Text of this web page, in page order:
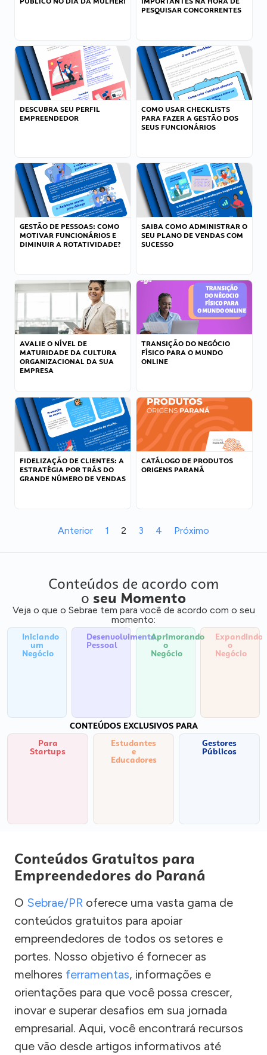
PESQUISAR CONCORRENTES
DESCUBRA SEU PERFIL
EMPREENDEDOR
COMO USAR CHECKLISTS
PARA FAZER A GESTÃO DOS
SEUS FUNCIONÁRIOS
GESTÃO DE PESSOAS: COMO
MOTIVAR FUNCIONÁRIOS E
DIMINUIR A ROTATIVIDADE?
SAIBA COMO ADMINISTRAR O
SEU PLANO DE VENDAS COM
SUCESSO
AVALIE O NÍVEL DE
MATURIDADE DA CULTURA
ORGANIZACIONAL DA SUA
EMPRESA
TRANSIÇÃO DO NEGÓCIO
FÍSICO PARA O MUNDO
ONLINE
FIDELIZAÇÃO DE CLIENTES: A
ESTRATÉGIA POR TRÁS DO
GRANDE NÚMERO DE VENDAS
CATÁLOGO DE PRODUTOS
ORIGENS PARANÁ
Anterior 1 2 3 4 Próximo
Conteúdos de acordo com
o seu Momento
Veja o que o Sebrae tem para você de acordo com o seu
momento:
Iniciando
um
Negócio
Desenvolvimento
Pessoal
Aprimorando
o
Negócio
Expandindo
o
Negócio
CONTEÚDOS EXCLUSIVOS PARA
Para
Startups
Estudantes
e
Educadores
Gestores
Públicos
Conteúdos Gratuitos para
Empreendedores do Paraná
O Sebrae/PR oferece uma vasta gama de
conteúdos gratuitos para apoiar
empreendedores de todos os setores e
portes. Nosso objetivo é fornecer as
melhores ferramentas, informações e
orientações para que você possa crescer,
inovar e superar desafios em sua jornada
empresarial. Aqui, você encontrará recursos
que vão desde artigos informativos até